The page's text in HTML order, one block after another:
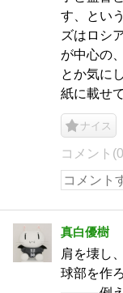
す、とい
ズはロシ
が中心の
とか気に
紙に載せ
ナイス
コメント
真白優樹
肩を壊し
球部を作